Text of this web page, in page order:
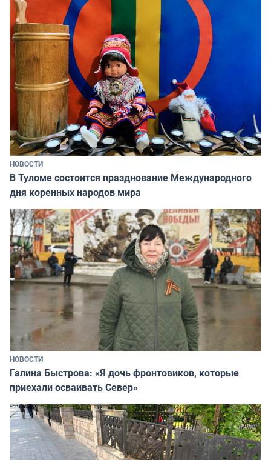
НОВОСТИ
В Туломе состоится празднование Международного
дня коренных народов мира
НОВОСТИ
Галина Быстрова: «Я дочь фронтовиков, которые
приехали осваивать Север»